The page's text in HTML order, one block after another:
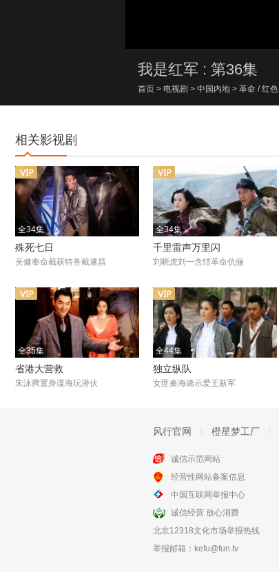
我是红军 : 第36集
首页 > 电视剧 > 中国内地 > 革命 / 红色
相关影视剧
全34集
殊死七日
吴健奉命截获特务戴遂昌
全34集
千里雷声万里闪
刘晓虎刘一含结革命伉俪
全35集
省港大营救
朱泳腾置身谍海玩潜伏
全44集
独立纵队
女匪秦海璐示爱王新军
全24集
雪白血红
风行官网 橙星梦工厂
诚信示范网站
经营性网站备案信息
中国互联网举报中心
诚信经营 放心消费
北京12318文化市场举报热线
举报邮箱： kefu@fun.tv